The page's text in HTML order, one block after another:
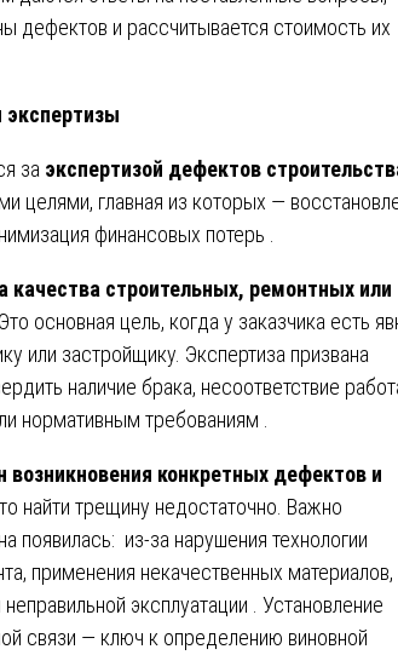
дефектов и рассчитывается стоимость их
экспертизы
за экспертизой дефектов
целями, главная из которых —
финансовых потерь .
качества строительных, ремонтных или
Это основная цель, когда у заказчика есть
или застройщику. Экспертиза призвана
наличие брака, несоответствие
нормативным требованиям .
возникновения конкретных дефектов и
найти трещину недостаточно. Важно
появилась: из-за нарушения технологии
применения некачественных материалов,
эксплуатации . Установление
связи — ключ к определению виновной